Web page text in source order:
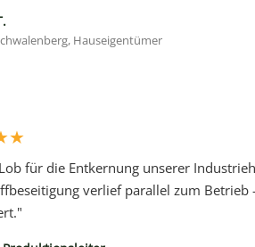
Hauseigentümer
für die Entkernung unserer
verlief parallel zum